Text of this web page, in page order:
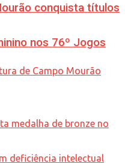
conquista títulos
nos 76º Jogos